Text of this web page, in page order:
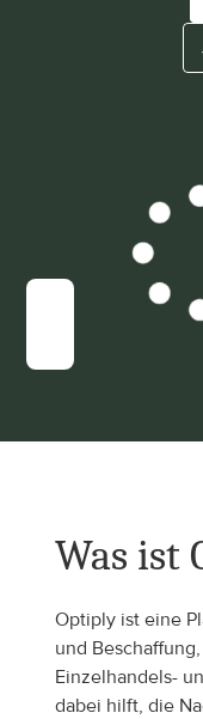
Was ist
Optiply ist eine
und
Einzelhandels-
dabei hilft, die